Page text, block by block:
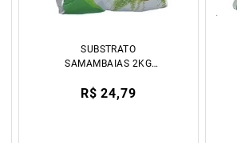
SUBSTRATO
SAMAMBAIAS 2KG
R$ 24,79